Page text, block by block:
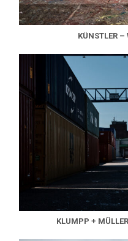
KÜNSTLER –
KLUMPP +